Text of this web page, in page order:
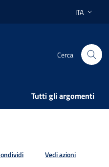
Lingua attiva:
ITA
Cerca
Tutti gli argomenti
Vedi azioni